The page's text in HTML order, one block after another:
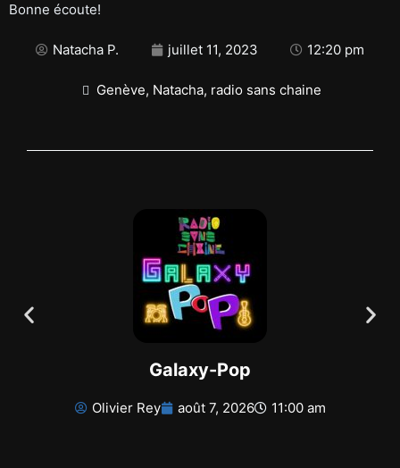
Bonne écoute!
Natacha P. juillet 11, 2023 12:20 pm
Genève, Natacha, radio sans chaine
Galaxy-Pop
Olivier Rey août 7, 2026 11:00 am